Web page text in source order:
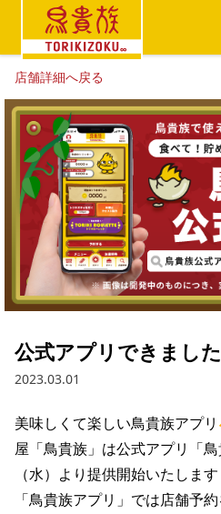
店舗詳細へ戻る
公式アプリできました
2023.03.01
美味しくて楽しい鳥貴族アプ
屋「鳥貴族」は公式アプリ「
（水）より提供開始いたしま
「鳥貴族アプリ」では店舗予